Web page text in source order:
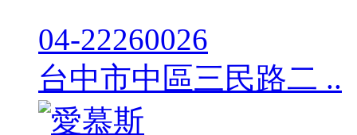
04-22260026
台中市中區三民路二 ..